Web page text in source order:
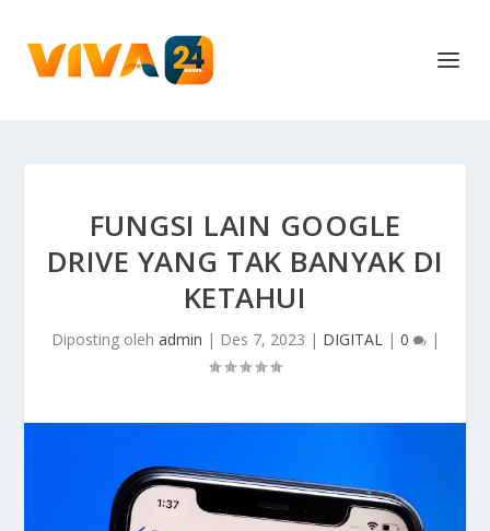
FUNGSI LAIN GOOGLE
DRIVE YANG TAK BANYAK DI
KETAHUI
Diposting oleh admin | Des 7, 2023 | DIGITAL| 0 |